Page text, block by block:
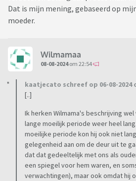
Dat is mijn mening, gebaseerd op
moeder.
Wilmamaa
08-08-2024om 22:54
kaatjecato schreef op 06-08-2024
[..]
Ik herken Wilmama's beschrijving
lange moeilijk periode weer heel
moeilijke periode kon hij ook niet
gelegenheid aan om de deur uit te
dat dat gedeeltelijk met ons als
een spiegel voor hem waren, en
verwachtingen), maar ook omdat hij